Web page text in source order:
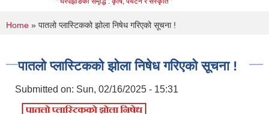
You are here
Home » पातलो प्लास्टिकको झोला निषेध गरिएको सूचना !
पातलो प्लास्टिकको झोला निषेध गरिएको सूचना !
Submitted on: Sun, 02/16/2025 - 15:31